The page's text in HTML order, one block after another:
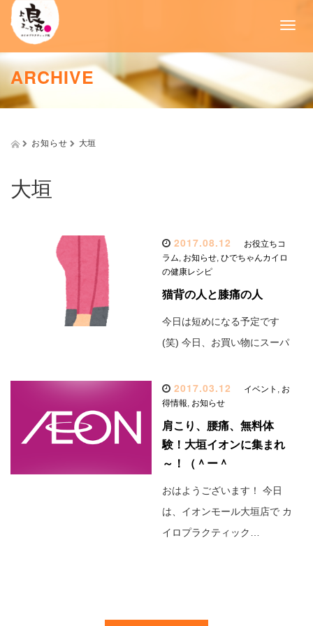
T
g
e
n
ARCHIVE
お知らせ 大垣
大垣
2017.08.12
お役立ちコ
ラム, お知らせ, ひでちゃんカイロ
の健康レシピ
猫背の人と膝痛の人
今日は短めになる予定です
(笑) 今日、お買い物にスーパ
2017.03.12 イベント , お
得情報, お知らせ
肩こり、腰痛、無料体
験！大垣イオンに集まれ
～！（＾ー＾
おはようございます！ 今日
は、イオンモール大垣店で カ
イロプラクティック…